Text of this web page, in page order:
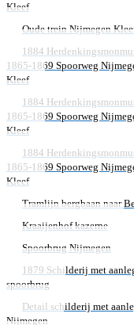
Kleef
Oude trein Nijmegen
1884
1865-1869 Spoorweg
Kleef
1884
1865-1869 Spoorweg
Kleef
1884
1865-1869 Spoorweg
Kleef
Tramlijn bergbaan naar
Kraaijenhof kazerne
Spoorbrug Nijmegen
1879 Schilderij met
spoorbrug
Detail schilderij met
Nijmegen